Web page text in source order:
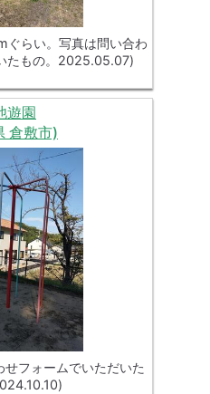
らい。写真は問い合わ
たもの。2025.05.07)
遊園
倉敷市)
フォームでいただいた